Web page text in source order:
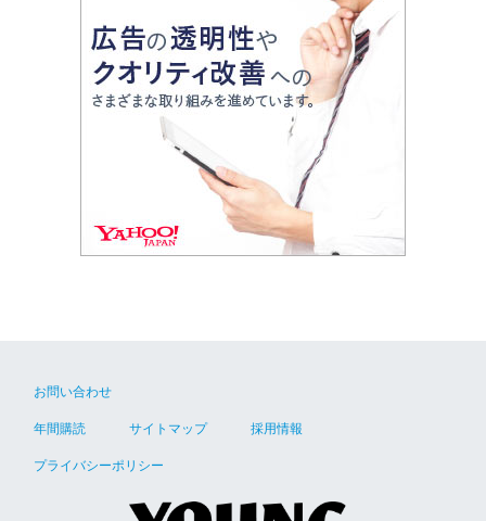
お問い合わせ
年間購読 サイトマップ 採用情報
プライバシーポリシー